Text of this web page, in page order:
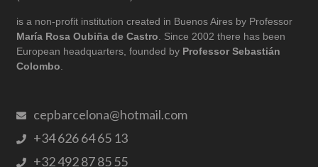
is a non-profit institution created in Buenos Aires by Professor
María Rosa Oubiña de Castro . Since 2002 there has been
European headquarters, founded by Professor Sebastián
Colombo
cepbarcelona@hotmail.com
+34 626 64 65 13
+32 492 87 85 55